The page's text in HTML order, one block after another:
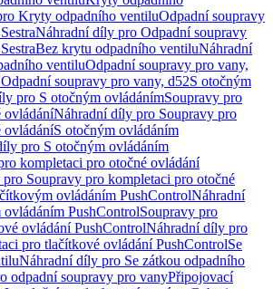
Kryty odpadního ventiluOdpadní soupravy
Náhradní díly pro Odpadní soupravy
Bez krytu odpadního ventiluNáhradní
ventiluOdpadní soupravy pro vany,
soupravy pro vany, d52S otočným
pro S otočným ovládánímSoupravy pro
ovládáníNáhradní díly pro Soupravy pro
ovládáníS otočným ovládáním
pro S otočným ovládáním
kompletaci pro otočné ovládání
Soupravy pro kompletaci pro otočné
ovládáním PushControlNáhradní
PushControlSoupravy pro
ovládání PushControlNáhradní díly pro
pro tlačítkové ovládání PushControlSe
Náhradní díly pro Se zátkou odpadního
odpadní soupravy pro vanyPřipojovací